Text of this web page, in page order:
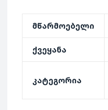
მწარმოებელი
ქვეყანა
კატეგორია